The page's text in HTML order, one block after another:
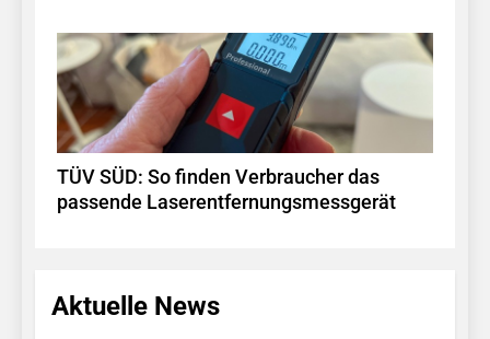
TÜV SÜD: So finden Verbraucher das
passende Laserentfernungsmessgerät
Aktuelle News